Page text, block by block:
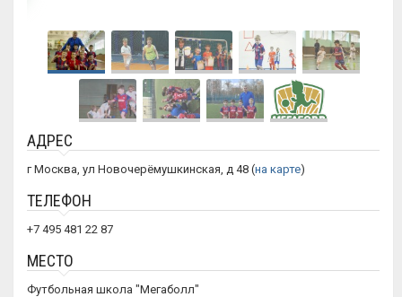
АДРЕС
г Москва, ул Новочерёмушкинская, д 48 (на карте)
ТЕЛЕФОН
+7 495 481 22 87
МЕСТО
Футбольная школа "Мегаболл"